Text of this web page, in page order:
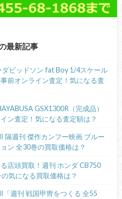
最新記事
ダビッドソン fat Boy 1/4スケール
事前オンライン査定！気になる査
GSX1300R（完成品）
ン査定！気になる査定額は？
隔週刊 傑作カンフー映画 ブルー
ン 全30巻の買取価格は？
店頭買取！週刊 ホンダ CB750
気になる買取価格は？
週刊 戦国甲冑をつくる 全55